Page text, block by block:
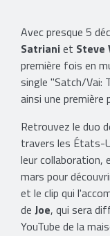
Avec presque 5
Satrianiet Steve
première fois en
single "Satch/Vai:
ainsi une première
Retrouvez le duo
travers les États-
leur collaboration,
mars pour
et le clip qui
de Joe, qui sera
YouTube de la